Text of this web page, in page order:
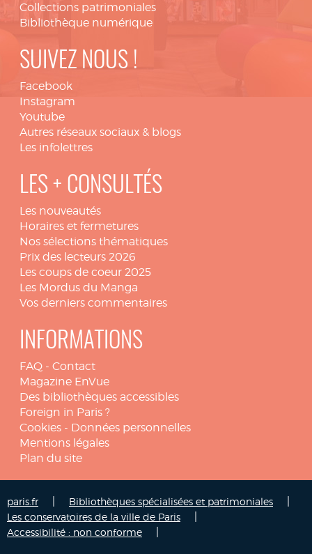
Collections patrimoniales
Bibliothèque numérique
SUIVEZ NOUS !
Facebook
Instagram
Youtube
Autres réseaux sociaux & blogs
Les infolettres
LES + CONSULTÉS
Les nouveautés
Horaires et fermetures
Nos sélections thématiques
Prix des lecteurs 2026
Les coups de coeur 2025
Les Mordus du Manga
Vos derniers commentaires
INFORMATIONS
FAQ - Contact
Magazine EnVue
Des bibliothèques accessibles
Foreign in Paris ?
Cookies - Données personnelles
Mentions légales
Plan du site
paris.fr Bibliothèques spécialisées et patrimoniales
Les conservatoires de la ville de Paris
Accessibilité : non conforme